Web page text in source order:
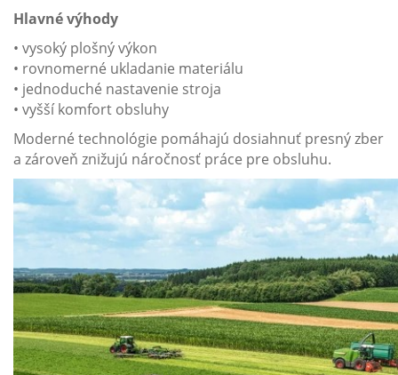
Hlavné výhody
• vysoký plošný výkon
• rovnomerné ukladanie materiálu
• jednoduché nastavenie stroja
• vyšší komfort obsluhy
Moderné technológie pomáhajú dosiahnuť presný zber
a zároveň znižujú náročnosť práce pre obsluhu.